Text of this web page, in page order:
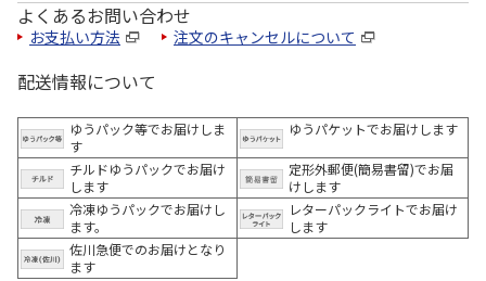
よくあるお問い合わせ
お支払い方法 注文のキャンセルについて
配送情報について
ゆうパック等でお届けしま
す
ゆうパケットでお届けします
チルドゆうパックでお届け
します
定形外郵便(簡易書留)でお届
けします
冷凍ゆうパックでお届けし
ます。
レターパックライトでお届け
します
佐川急便でのお届けとなり
ます